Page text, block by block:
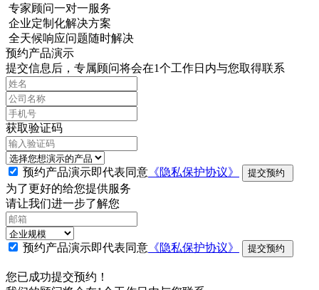
专家顾问一对一服务
企业定制化解决方案
全天候响应问题随时解决
预约产品演示
提交信息后，专属顾问将会在1个工作日内与您取得联系
获取验证码
预约产品演示即代表同意 《隐私保护协议》 提交预约
为了更好的给您提供服务
请让我们进一步了解您
预约产品演示即代表同意 《隐私保护协议》 提交预约
您已成功提交预约！